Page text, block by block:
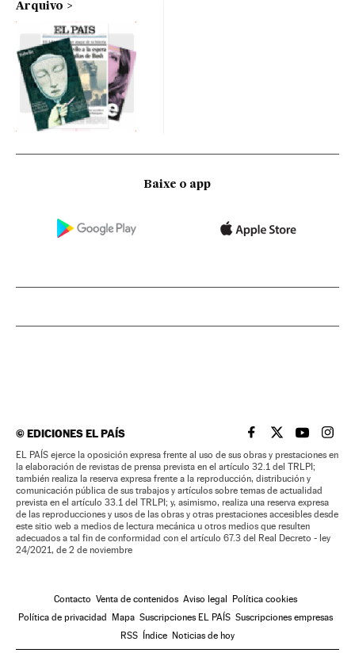
Arquivo
Baixe o app
©EDICIONES EL PAÍS EL PAÍS BRASIL EN
EL PAÍSEL PAÍS
EL
EL PAÍS ejerce la oposición expresa frente al uso de sus obras y prestaciones en
la elaboración de revistas de prensa prevista en el artículo 32.1 del TRLPI;
también realiza la reserva expresa frente a la reproducción, distribución y
comunicación pública de sus trabajos y artículos sobre temas de actualidad
prevista en el artículo 33.1 del TRLPI; y, asimismo, realiza una reserva expresa
de las reproducciones y usos de las obras y otras prestaciones accesibles desde
este sitio web a medios de lectura mecánica u otros medios que resulten
adecuados a tal fin de conformidad con el artículo 67.3 del Real Decreto - ley
24/2021, de 2 de noviembre
Contacto Venta de contenidos Aviso legal Política cookies
Política de privacidad Mapa Suscripciones EL PAÍS Suscripciones empresas
RSS Índice Noticias de hoy